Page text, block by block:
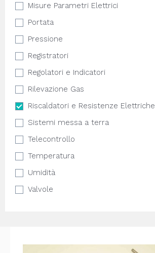
Misure Parametri Elettrici
Portata
Pressione
Registratori
Regolatori e Indicatori
Rilevazione Gas
Riscaldatori e Resistenze Elettriche
Sistemi messa a terra
Telecontrollo
Temperatura
Umidità
Valvole